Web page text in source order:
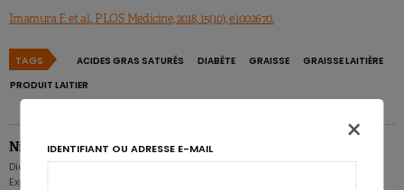
Imamura F. et al., PLOS Medicine, 2018, 15(10), e1002670.
TAGS ACIDES GRAS SATURÉS DIABÈTE GRAISSE
GRAISSE LAITIÈRE
PRODUIT LAITIER
Nicolas Guggenbühl
Diététicien nutritionniste - Rédacteur en chef - Partner & Senior Nutrition
Expert - Karott'
×
IDENTIFIANT OU ADRESSE E-MAIL